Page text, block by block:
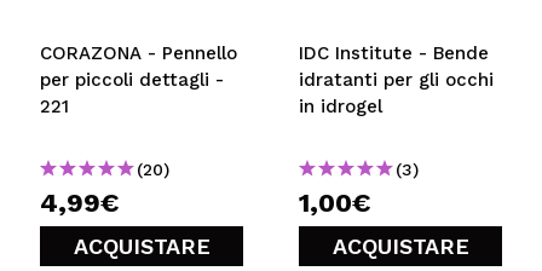
CORAZONA - Pennello
per piccoli dettagli -
221
(20)
4,99€
ACQUISTARE
IDC Institute - Bende
idratanti per gli occhi
in idrogel
(3)
1,00€
ACQUISTARE